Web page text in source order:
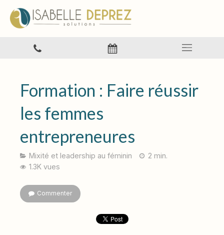
Formation : Faire réussir
les femmes
entrepreneures
Mixité et leadership au féminin
2 min.
1.3K vues
Commenter